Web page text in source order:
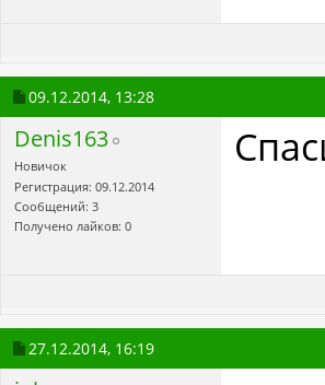
09.12.2014, 13:28
Denis163
Новичок
Регистрация: 09.12.2014
Сообщений: 3
Получено лайков: 0
27.12.2014, 16:19